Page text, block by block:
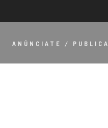
ANÚNCIATE / PUBLICA